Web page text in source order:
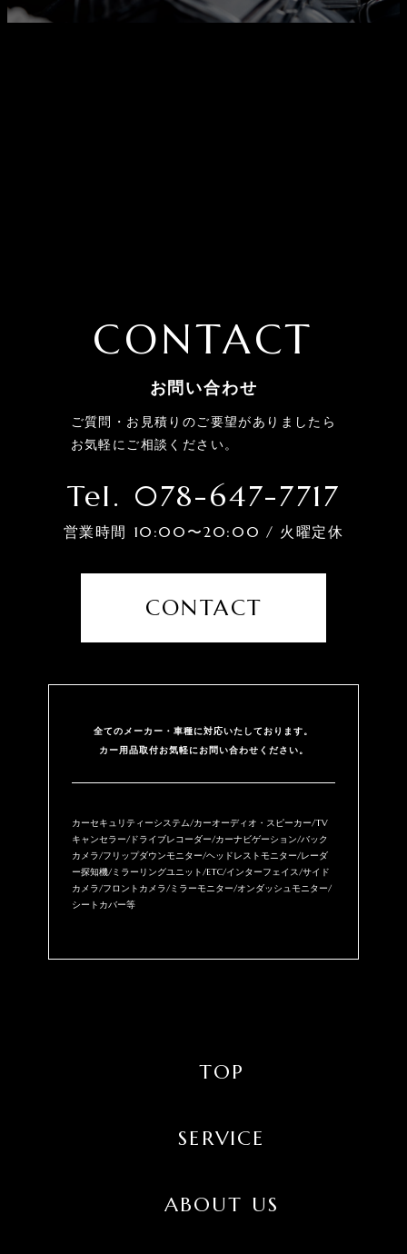
CONTACT
お問い合わせ
ご質問・お見積りのご要望がありましたら
お気軽にご相談ください。
Tel. 078-647-7717
営業時間 10:00〜20:00 / 火曜定休
CONTACT
全てのメーカー・⾞種に対応いたしております。
カー用品取付お気軽にお問い合わせください。
カーセキュリティーシステム/カーオーディオ・スピーカー/TV
キャンセラー/ドライブレコーダー/カーナビゲーション/バック
カメラ/フリップダウンモニター/ヘッドレストモニター/レーダ
ー探知機/ミラーリングユニット/ETC/インターフェイス/サイド
カメラ/フロントカメラ/ミラーモニター/オンダッシュモニター/
シートカバー等
TOP
SERVICE
ABOUT US